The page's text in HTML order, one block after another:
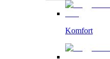
Komfort